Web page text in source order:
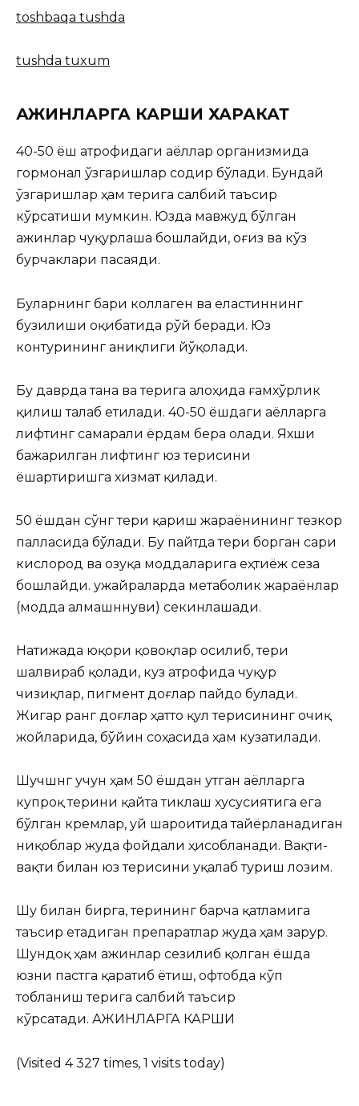
toshbaqa tushda
tushda tuxum
АЖИНЛАРГА КАРШИ ХАРАКАТ
40-50 ёш атрофидаги аёллар организмида
гормонал ўзгаришлар содир бўлади. Бундай
ўзгаришлар ҳам терига салбий таъсир
кўрсатиши мумкин. Юзда мавжуд бўлган
ажинлар чуқурлаша бошлайди, оғиз ва кўз
бурчаклари пасаяди.
Буларнинг бари коллаген ва еластиннинг
бузилиши оқибатида рўй беради. Юз
контурининг аниқлиги йўқолади.
Бу даврда тана ва терига алоҳида ғамхўрлик
қилиш талаб етилади. 40-50 ёшдаги аёлларга
лифтинг самарали ёрдам бера олади. Яхши
бажарилган лифтинг юз терисини
ёшартиришга хизмат қилади.
50 ёшдан сўнг тери қариш жараёнининг тезкор
палласида бўлади. Бу пайтда тери борган сари
кислород ва озуқа моддаларига еҳтиёж сеза
бошлайди. Ҳужайраларда метаболик жараёнлар
(модда алмашннуви) секинлашади.
Натижада юқори қовоқлар осилиб, тери
шалвираб қолади, куз атрофида чуқур
чизиқлар, пигмент доғлар пайдо булади.
Жигар ранг доғлар ҳатто қул терисининг очиқ
жойларида, бўйин соҳасида ҳам кузатилади.
Шучшнг учун ҳам 50 ёшдан утган аёлларга
купроқ терини қайта тиклаш хусусиятига ега
бўлган кремлар, уй шароитида тайёрланадиган
ниқоблар жуда фойдали ҳисобланади. Вақти-
вақти билан юз терисини уқалаб туриш лозим.
Шу билан бирга, терининг барча қатламига
таъсир етадиган препаратлар жуда ҳам зарур.
Шундоқ ҳам ажинлар сезилиб қолган ёшда
юзни пастга қаратиб ётиш, офтобда кўп
тобланиш терига салбий таъсир
кўрсатади. АЖИНЛАРГА КАРШИ
(Visited 4 327 times, 1 visits today)